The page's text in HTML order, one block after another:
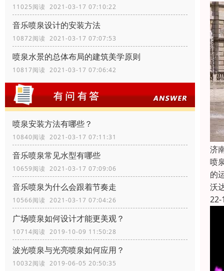
11025阅读 2021-03-17 07:10:22
音乐喷泉设计的安装方法
10872阅读 2021-03-17 07:07:53
喷泉水景的总体布局的建筑美学原则
10817阅读 2021-03-17 07:06:42
喷泉安装方法有哪些？
10840阅读 2021-03-17 07:11:31
音乐喷泉常见水型有哪些
10659阅读 2021-03-17 07:09:06
音乐喷泉为什么会跟着节奏走
10566阅读 2021-03-17 07:04:26
广场喷泉如何设计才能更美观？
10714阅读 2019-10-09 11:50:28
波光喷泉与光亮喷泉如何应用？
10032阅读 2019-06-05 20:50:35
济
喷
的
沃
22-